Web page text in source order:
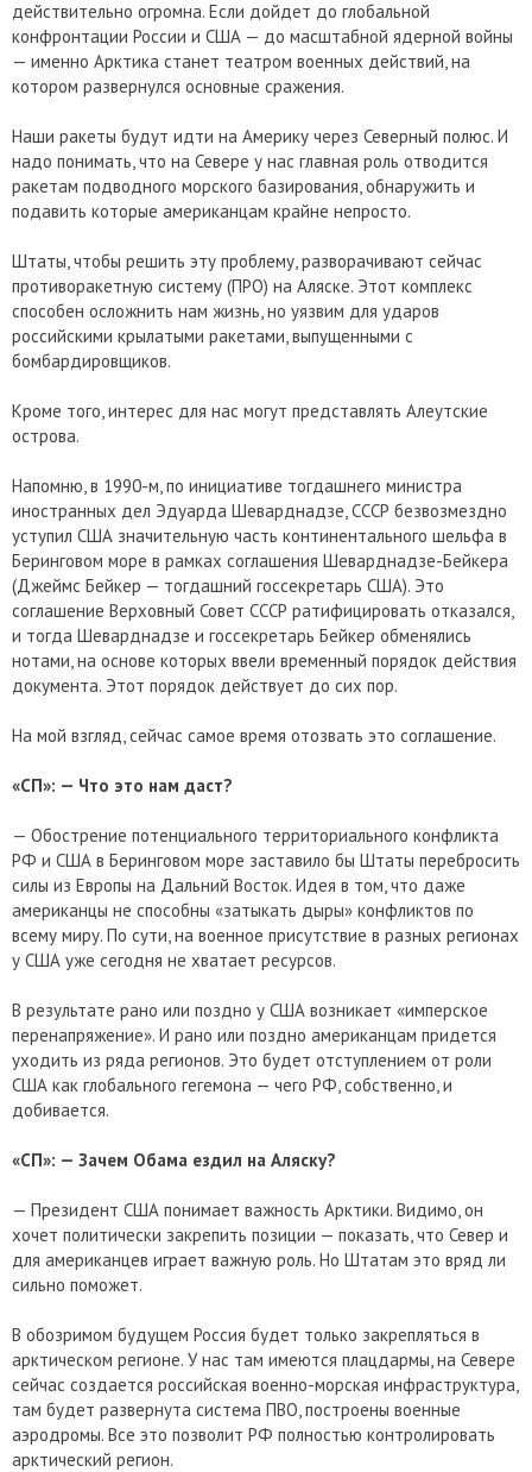
действительно огромна. Если дойдет до глобальной
конфронтации России и США — до масштабной ядерной войны
— именно Арктика станет театром военных действий, на
котором развернулся основные сражения.
Наши ракеты будут идти на Америку через Северный полюс. И
надо понимать, что на Севере у нас главная роль отводится
ракетам подводного морского базирования, обнаружить и
подавить которые американцам крайне непросто.
Штаты, чтобы решить эту проблему, разворачивают сейчас
противоракетную систему (ПРО) на Аляске. Этот комплекс
способен осложнить нам жизнь, но уязвим для ударов
российскими крылатыми ракетами, выпущенными с
бомбардировщиков.
Кроме того, интерес для нас могут представлять Алеутские
острова.
Напомню, в 1990-м, по инициативе тогдашнего министра
иностранных дел Эдуарда Шеварднадзе, СССР безвозмездно
уступил США значительную часть континентального шельфа в
Беринговом море в рамках соглашения Шеварднадзе-Бейкера
(Джеймс Бейкер — тогдашний госсекретарь США). Это
соглашение Верховный Совет СССР ратифицировать отказался,
и тогда Шеварднадзе и госсекретарь Бейкер обменялись
нотами, на основе которых ввели временный порядок действия
документа. Этот порядок действует до сих пор.
На мой взгляд, сейчас самое время отозвать это соглашение.
«СП»: — Что это нам даст?
— Обострение потенциального территориального конфликта
РФ и США в Беринговом море заставило бы Штаты перебросить
силы из Европы на Дальний Восток. Идея в том, что даже
американцы не способны «затыкать дыры» конфликтов по
всему миру. По сути, на военное присутствие в разных регионах
у США уже сегодня не хватает ресурсов.
В результате рано или поздно у США возникает «имперское
перенапряжение». И рано или поздно американцам придется
уходить из ряда регионов. Это будет отступлением от роли
США как глобального гегемона — чего РФ, собственно, и
добивается.
«СП»: — Зачем Обама ездил на Аляску?
— Президент США понимает важность Арктики. Видимо, он
хочет политически закрепить позиции — показать, что Север и
для американцев играет важную роль. Но Штатам это вряд ли
сильно поможет.
В обозримом будущем Россия будет только закрепляться в
арктическом регионе. У нас там имеются плацдармы, на Севере
сейчас создается российская военно-морская инфраструктура,
там будет развернута система ПВО, построены военные
аэродромы. Все это позволит РФ полностью контролировать
арктический регион.